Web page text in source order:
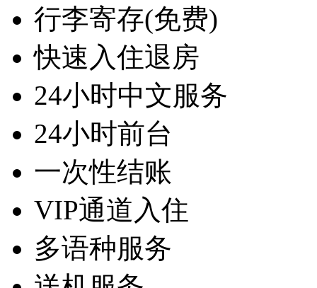
行李寄存(免费)
快速入住退房
24小时中文服务
24小时前台
一次性结账
VIP通道入住
多语种服务